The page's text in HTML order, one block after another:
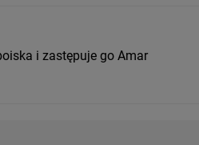
i zastępuje go Amar